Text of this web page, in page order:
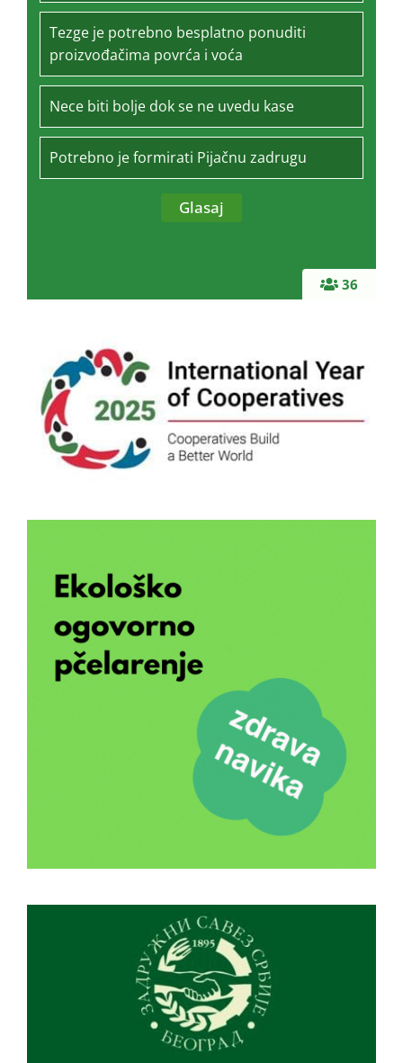
36
Tezge je potrebno besplatno ponuditi
proizvođačima povrća i voća
Nece biti bolje dok se ne uvedu kase
Potrebno je formirati Pijačnu zadrugu